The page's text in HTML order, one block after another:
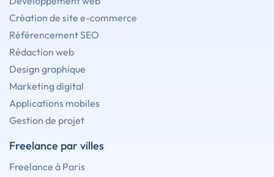
Création de site e-commerce
Référencement SEO
Rédaction web
Design graphique
Marketing digital
Applications mobiles
Gestion de projet
Freelance par villes
Freelance à Paris